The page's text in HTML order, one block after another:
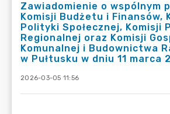
Zawiadomienie o wspólnym
Komisji Budżetu i Finansów,
Polityki Społecznej, Komisji
Regionalnej oraz Komisji
Komunalnej i Budownictwa
w Pułtusku w dniu 11 marca
2026-03-05 11:56